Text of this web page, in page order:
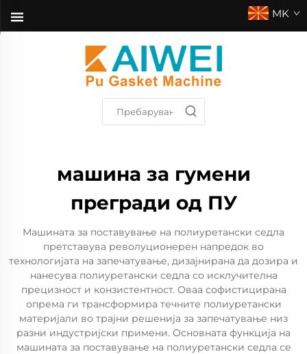
MK
машина за гумени
прегради од ПУ
Машината за поставување на полиуретански седла
претставува револуционерен напредок во
технологијата на запечатување, дизајнирана да дозира и
нанесува полиуретански седла со исклучителна
прецизност и конзистентност. Оваа софистицирана
опрема ги трансформира течните полиуретански
материјали во трајни решенија за запечатување низ
разни индустријски примени. Основната функција на
машината за поставување на полиуретански седла се